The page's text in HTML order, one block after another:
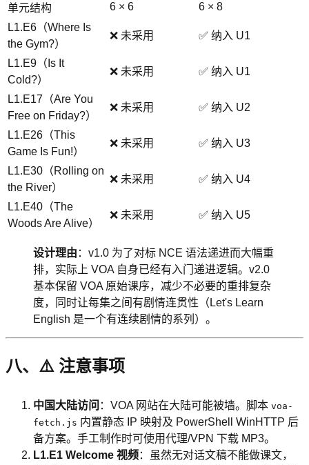
单元结构
6 × 6
6 × 8
L1.E6（Where Is
the Gym?）
❌ 未采用 ✅ 纳入 U1
L1.E9（Is It
Cold?）
❌ 未采用 ✅ 纳入 U1
L1.E17（Are You
Free on Friday?）
❌ 未采用 ✅ 纳入 U2
L1.E26（This
Game Is Fun!）
❌ 未采用 ✅ 纳入 U3
L1.E30（Rolling on
the River）
❌ 未采用 ✅ 纳入 U4
L1.E40（The
Woods Are Alive）
❌ 未采用 ✅ 纳入 U5
设计理由 ：v1.0 为了对标 NCE 语法递进而大幅重
排，实际上 VOA 自身已经有入门递进逻辑。v2.0
基本保留 VOA 原始课序，减少不必要的重排复杂
度，同时让每集之间有剧情连贯性（Let's Learn
English 是一个有连续剧情的系列）。
八、⚠️ 注意事项
中国大陆访问 ：VOA 网站在大陆可能被墙。脚本 voa-
fetch.js 内置静态 IP 映射及 PowerShell WinHTTP 后
备方案。手工制作时可使用代理/VPN 下载 MP3。
L1.E1 Welcome 视频：虽然无对话文稿不能做课文，